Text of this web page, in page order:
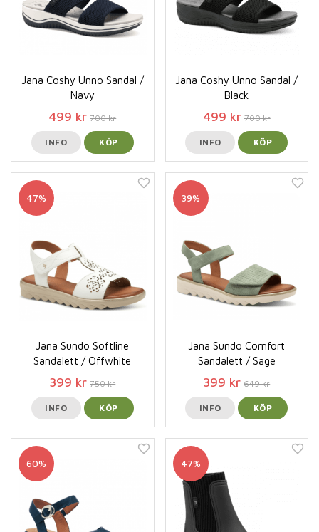
Jana Coshy Unno Sandal /
Navy
499 kr 700 kr
INFO KÖP
Jana Coshy Unno Sandal /
Black
499 kr 700 kr
INFO KÖP
47%
Jana Sundo Softline
Sandalett / Offwhite
399 kr 750 kr
INFO KÖP
39%
Jana Sundo Comfort
Sandalett / Sage
399 kr 649 kr
INFO KÖP
60% 47%